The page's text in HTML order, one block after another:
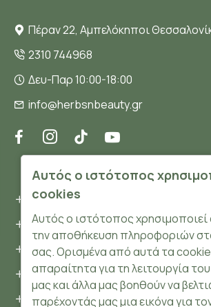
Πέραν 22, Αμπελόκηποι
2310 744968
Δευ-Παρ 10:00-18:00
info@herbsnbeauty.gr
ΠΛΗΡΟΦΟΡΊΕΣ
Όροι και συνθήκες
Προσωπικά δεδομένα
Ασφάλεια
Τρόποι Πληρωμής
Τρόποι Αποστολής
Αυτός ο ιστότοπος
cookies
Αυτός ο ιστότοπος χρησιμοποιεί
την αποθήκευση πληροφοριών
σας. Ορισμένα από αυτά τα
απαραίτητα για τη λειτουργία
μας και άλλα μας βοηθούν να
παρέχοντάς μας μια εικόνα για